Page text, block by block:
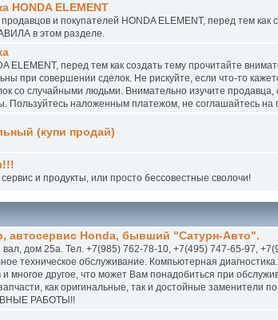
HONDA ELEMENT
и покупателей HONDA ELEMENT, перед тем как
в этом разделе.
ELEMENT, перед тем как создать тему прочитайте
при совершении сделок. Не рискуйте, если что-то
со случайными людьми. Внимательно изучите продавца,
Пользуйтесь наложенным платежом, не соглашайтесь на
(купи продай)
и продукты, или просто бессовестные сволочи!
автосервис Honda, бывший "Сатурн-Авто".
дом 25а. Тел. +7(985) 762-78-10, +7(495) 747-65-97,
техническое обслуживание. Компьютерная
и многое другое, что может Вам понадобиться при
как оригинальные, так и достойные заменители
РАБОТЫ!!